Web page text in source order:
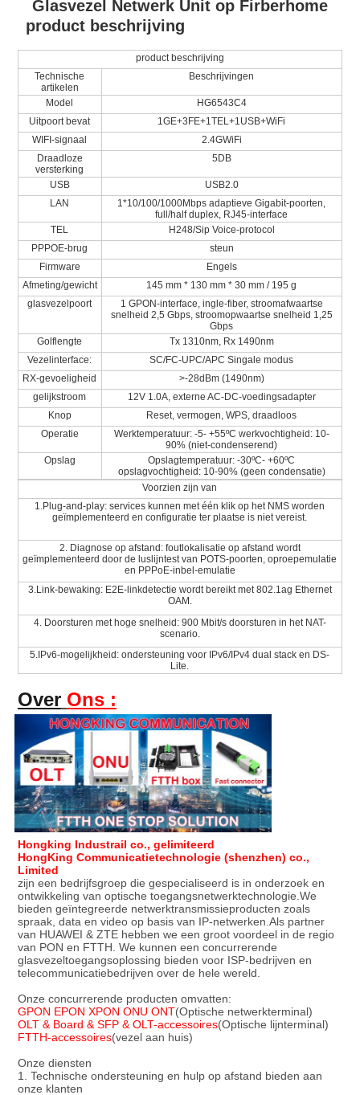
Glasvezel Netwerk Unit op Firberhome
product beschrijving
product beschrijving
Technische
artikelen
Beschrijvingen
Model
HG6543C4
Uitpoort bevat
1GE+3FE+1TEL+1USB+WiFi
WIFI-signaal
2.4GWiFi
Draadloze
versterking
5DB
USB
USB2.0
LAN
1*10/100/1000Mbps adaptieve Gigabit-poorten,
full/half duplex, RJ45-interface
TEL
H248/Sip Voice-protocol
PPPOE-brug
steun
Firmware
Engels
Afmeting/gewicht
145 mm * 130 mm * 30 mm / 195 g
glasvezelpoort
1 GPON-interface, ingle-fiber, stroomafwaartse
snelheid 2,5 Gbps, stroomopwaartse snelheid 1,25
Gbps
Golflengte
Tx 1310nm, Rx 1490nm
Vezelinterface:
SC/FC-UPC/APC Singale modus
RX-gevoeligheid
>-28dBm (1490nm)
gelijkstroom
12V 1.0A, externe AC-DC-voedingsadapter
Knop
Reset, vermogen, WPS, draadloos
Operatie
Werktemperatuur: -5- +55ºC werkvochtigheid: 10-
90% (niet-condenserend)
Opslag
Opslagtemperatuur: -30ºC- +60ºC
opslagvochtigheid: 10-90% (geen condensatie)
Voorzien zijn van
1.Plug-and-play: services kunnen met één klik op het NMS worden
geïmplementeerd en configuratie ter plaatse is niet vereist.
2. Diagnose op afstand: foutlokalisatie op afstand wordt
geïmplementeerd door de luslijntest van POTS-poorten, oproepemulatie
en PPPoE-inbel-emulatie
3.Link-bewaking: E2E-linkdetectie wordt bereikt met 802.1ag Ethernet
OAM.
4. Doorsturen met hoge snelheid: 900 Mbit/s doorsturen in het NAT-
scenario.
5.IPv6-mogelijkheid: ondersteuning voor IPv6/IPv4 dual stack en DS-
Lite.
Over Ons :
Hongking Industrail co., gelimiteerd
HongKing Communicatietechnologie (shenzhen) co.,
Limited
zijn een bedrijfsgroep die gespecialiseerd is in onderzoek en
ontwikkeling van optische toegangsnetwerktechnologie.We
bieden geïntegreerde netwerktransmissieproducten zoals
spraak, data en video op basis van IP-netwerken.Als partner
van HUAWEI & ZTE hebben we een groot voordeel in de regio
van PON en FTTH. We kunnen een concurrerende
glasvezeltoegangsoplossing bieden voor ISP-bedrijven en
telecommunicatiebedrijven over de hele wereld.
Onze concurrerende producten omvatten:
GPON EPON XPON ONU ONT(Optische netwerkterminal)
OLT & Board & SFP & OLT-accessoires(Optische lijnterminal)
FTTH-accessoires(vezel aan huis)
Onze diensten
1. Technische ondersteuning en hulp op afstand bieden aan
onze klanten